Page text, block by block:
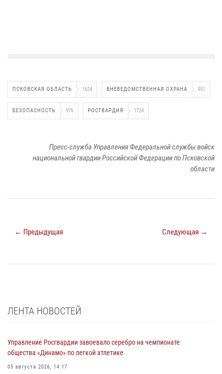
ПСКОВСКАЯ ОБЛАСТЬ 1624 ВНЕВЕДОМСТВЕННАЯ ОХРАНА 951
БЕЗОПАСНОСТЬ 976 РОСГВАРДИЯ 1724
Пресс-служба Управления Федеральной службы войск
национальной гвардии Российской Федерации по Псковской
области
← Предыдущая Следующая →
ЛЕНТА НОВОСТЕЙ
Управление Росгвардии завоевало серебро на чемпионате
общества «Динамо» по легкой атлетике
05 августа 2026, 14:17